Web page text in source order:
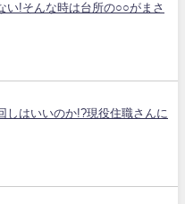
い!そんな時は台所の○○がまさ
しはいいのか!?現役住職さんに